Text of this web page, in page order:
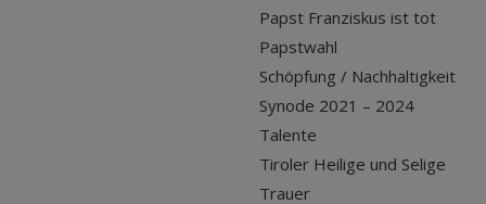
Papst Franziskus ist tot
Papstwahl
Schöpfung / Nachhaltigkeit
Synode 2021 – 2024
Talente
Tiroler Heilige und Selige
Trauer